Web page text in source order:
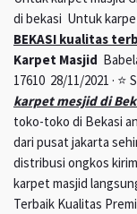
di bekasi Untuk
BEKASI kualitas
Karpet Masjid
17610 28/11/2021 ·
karpet mesjid di
toko-toko di Bekasi
dari pusat jakarta
distribusi ongkos
karpet masjid
Terbaik Kualitas